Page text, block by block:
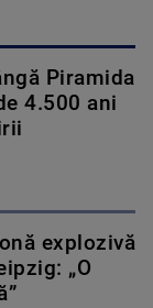
Piramida
4.500 ani
explozivă
„O